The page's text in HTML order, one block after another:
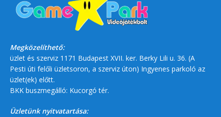
Megközelíthető:
üzlet és szerviz 1171 Budapest XVII. ker. Berky Lili u. 36. (A
Pesti úti felőli üzletsoron, a szerviz úton) Ingyenes parkoló az
üzlet(ek) előtt.
BKK buszmegálló: Kucorgó tér.
Üzletünk nyitvatartása: